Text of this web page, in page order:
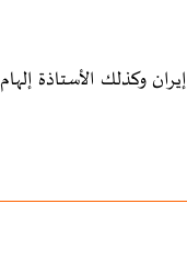
وكذلك الأستاذة إلهام